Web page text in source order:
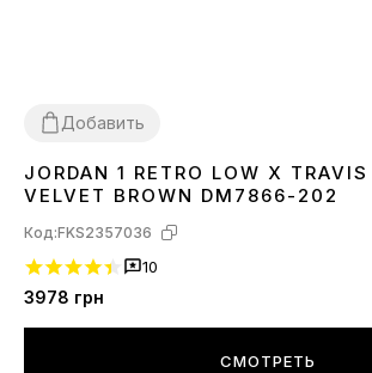
Добавить
40414245
JORDAN 1 RETRO LOW X
VELVET BROWN DM7866-202
Код:FKS2357036
10
3978 грн
СМОТРЕТЬ